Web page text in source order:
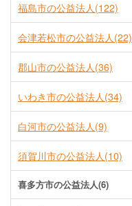
福島市の公益法人(122)
会津若松市の公益法人(22)
郡山市の公益法人(36)
いわき市の公益法人(34)
白河市の公益法人(9)
須賀川市の公益法人(10)
喜多方市の公益法人(6)